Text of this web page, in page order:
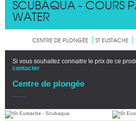
SCUBAQUA - COURS
WATER
CENTRE DE PLONGÉE ST EUSTACHE
Si vous souhaitez connaitre le prix de ce
contacter
Centre de plongée